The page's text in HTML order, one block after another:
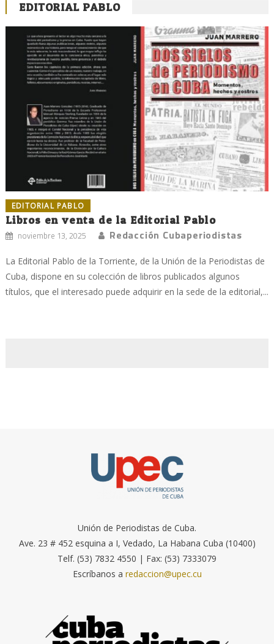
EDITORIAL PABLO
EDITORIAL PABLO
Libros en venta de la Editorial Pablo
noviembre 13, 2025 Redacción Cubaperiodistas
La Editorial Pablo de la Torriente, de la Unión de la Periodistas de
Cuba, dispone en su colección de libros publicados algunos
títulos, que el interesado puede adquirir en la sede de la editorial,...
Unión de Periodistas de Cuba.
Ave. 23 # 452 esquina a I, Vedado, La Habana Cuba (10400)
Telf. (53) 7832 4550 | Fax: (53) 7333079
Escríbanos a redaccion@upec.cu